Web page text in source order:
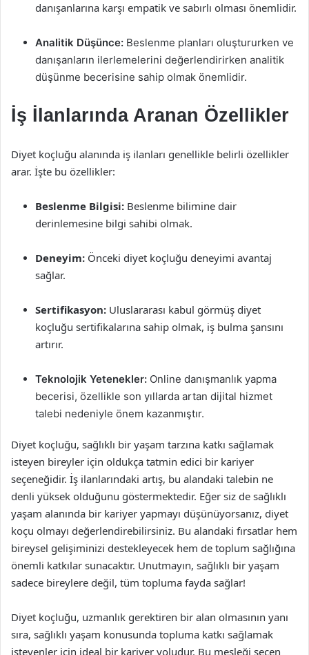
danışanlarına karşı empatik ve sabırlı olması önemlidir.
Analitik Düşünce: Beslenme planları oluştururken ve
danışanların ilerlemelerini değerlendirirken analitik
düşünme becerisine sahip olmak önemlidir.
İş İlanlarında Aranan Özellikler
Diyet koçluğu alanında iş ilanları genellikle belirli özellikler
arar. İşte bu özellikler:
Beslenme Bilgisi: Beslenme bilimine dair
derinlemesine bilgi sahibi olmak.
Deneyim: Önceki diyet koçluğu deneyimi avantaj
sağlar.
Sertifikasyon: Uluslararası kabul görmüş diyet
koçluğu sertifikalarına sahip olmak, iş bulma şansını
artırır.
Teknolojik Yetenekler: Online danışmanlık yapma
becerisi, özellikle son yıllarda artan dijital hizmet
talebi nedeniyle önem kazanmıştır.
Diyet koçluğu, sağlıklı bir yaşam tarzına katkı sağlamak
isteyen bireyler için oldukça tatmin edici bir kariyer
seçeneğidir. İş ilanlarındaki artış, bu alandaki talebin ne
denli yüksek olduğunu göstermektedir. Eğer siz de sağlıklı
yaşam alanında bir kariyer yapmayı düşünüyorsanız, diyet
koçu olmayı değerlendirebilirsiniz. Bu alandaki fırsatlar hem
bireysel gelişiminizi destekleyecek hem de toplum sağlığına
önemli katkılar sunacaktır. Unutmayın, sağlıklı bir yaşam
sadece bireylere değil, tüm topluma fayda sağlar!
Diyet koçluğu, uzmanlık gerektiren bir alan olmasının yanı
sıra, sağlıklı yaşam konusunda topluma katkı sağlamak
isteyenler için ideal bir kariyer yoludur. Bu mesleği seçen